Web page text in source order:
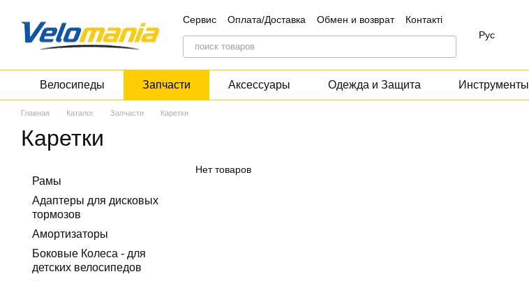
Сервис Оплата/Доставка Обмен и возврат
Контакті
Блог
Дисконт Рус
Велосипеды Запчасти Аксессуары Одежда и Защита Инструменты
Главная Каталог Запчасти Каретки
Каретки
Нет товаров
Рамы
Адаптеры для дисковых
тормозов
Амортизаторы
Боковые Колеса - для
детских велосипедов